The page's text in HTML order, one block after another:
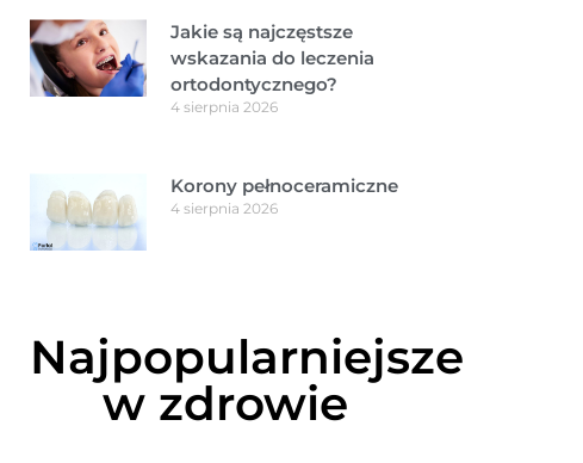
Jakie są najczęstsze
wskazania do leczenia
ortodontycznego?
4 sierpnia 2026
Korony pełnoceramiczne
4 sierpnia 2026
Najpopularniejsze
w zdrowie